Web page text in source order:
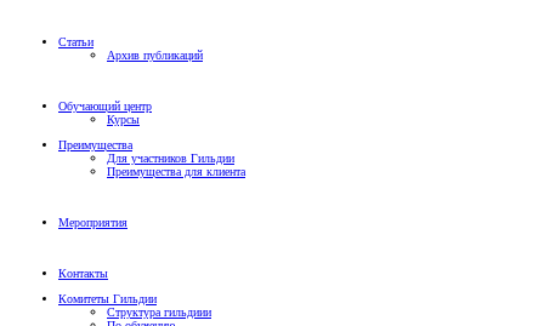
Статьи
Архив публикаций
Обучающий центр
Курсы
Преимущества
Для участников Гильдии
Преимущества для клиента
Мероприятия
Контакты
Комитеты Гильдии
Структура гильдиии